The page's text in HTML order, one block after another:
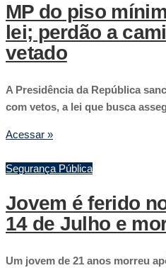
MP do piso
lei; perdão a
vetado
A Presidência da República
com vetos, a lei que busca
Acessar »
Segurança Pública
Jovem é ferido
14 de Julho e
Um jovem de 21 anos morreu